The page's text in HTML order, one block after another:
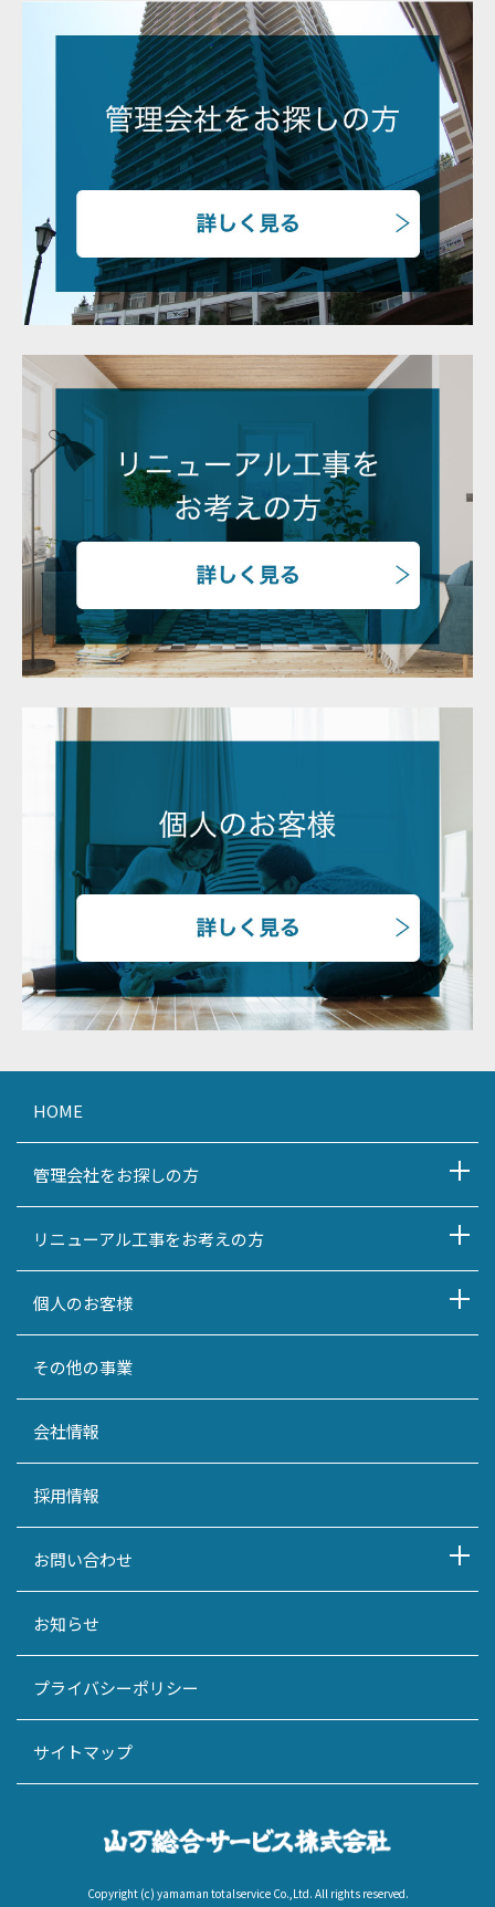
HOME
管理会社をお探しの方
リニューアル工事をお考えの方
個人のお客様
その他の事業
会社情報
採用情報
お問い合わせ
お知らせ
プライバシーポリシー
サイトマップ
Copyright (c) yamaman totalservice Co.,Ltd. All rights reserved.